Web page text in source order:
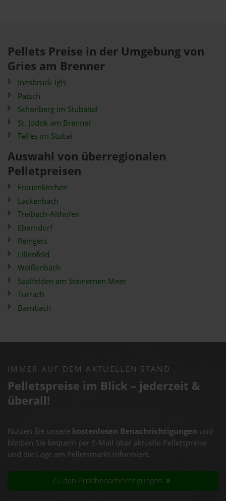
Pellets Preise in der Umgebung von
Gries am Brenner
Innsbruck-Igls
Patsch
Schönberg im Stubaital
St. Jodok am Brenner
Telfes im Stubai
Auswahl von überregionalen
Pelletpreisen
Frauenkirchen
Lackenbach
Treibach-Althofen
Eberndorf
Reingers
Lilienfeld
Weißenbach
Saalfelden am Steinernen Meer
Turrach
Bärnbach
IMMER AUF DEM AKTUELLEN STAND
Pelletspreise im Blick – jederzeit &
überall!
Nutzen Sie unsere kostenlosen Benachrichtigungen und
bleiben Sie bequem per E-Mail über aktuelle Pelletspreise
und die Lage am Pelletsmarkt informiert.
Zu den Preisbenachrichtigungen